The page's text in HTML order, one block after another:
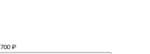
700 ₽